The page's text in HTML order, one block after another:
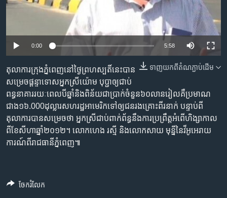
សម្ព័ន្ធ​
ទៅ​
កាន់​
ទំព័រ​
ស្វែង​
រក
Khmer English
បណ្តាញ​សង្គម
ភាសា
0:00 5:58
ទាញ​យក​ពី​តំណភ្ជាប់​ដើម
តុលាការ​ក្រុង​ភ្នំពេញ​នៅ​ថ្ងៃ​ព្រហស្បតិ៍​នេះ​បាន​
សម្រេច​​ផ្តន្ទា​ទោស​អ្នក​ស្រី​យ៉ោម ​បុប្ជា​ឲ្យ​ជាប់​
ពន្ធនាគារ​រយៈ​ពេល​បីឆ្នាំ​និង​ពិន័យ​ជា​ប្រាក់​ចំនួន​៦០​លាន​រៀល​គឺ​ប្រមាណ​
ជាង​១៦.000​ដុល្លារ​សហ​រដ្ឋ​អាមេរិក​ទៅ​ឲ្យ​ជន​រង​គ្រោះ​ពីរនាក់​ បន្ទាប់​ពី​
តុលាការ​បាន​សម្រេច​ថា ​អ្នក​ស្រី​ជាប់​ពាក់​ព័ន្ធ​នឹង​ការ​ប្រព្រឹត្ត​អំពើ​ហិង្សា​កាល​
ពី​ខែ​សីហា​ឆ្នាំ​២០១២។​ លោក​ហេង រស្មី និង​លោកសាយ​ មុន្នី​នៃវីអូអេ​រាយ​
ការណ៍​ពីរាជ​ធានី​ភ្នំពេញ៕
ចែករំលែក